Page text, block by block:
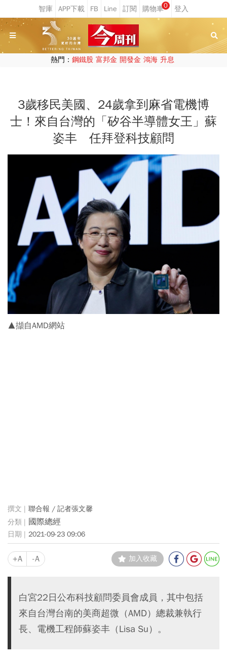
0
熱門： 鋼鐵股 富邦金 開發金 鴻海 升息
3歲移民美國、24歲拿到麻省電機博
士！來自台灣的「矽谷半導體女王」蘇
姿丰 任拜登科技顧問
▲擷自AMD網站
聯合報 / 記者張文馨
國際總經
2021-09-23 09:06
+A -A 加入收藏
白宮22日公布科技顧問委員會成員，其中包括
來自台灣台南的美商超微（AMD）總裁兼執行
長、電機工程師蘇姿丰（Lisa Su）。